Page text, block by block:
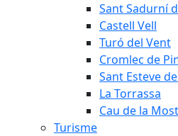
Sant Sadurní
Castell Vell
Turó del Vent
Cromlec de
Sant Esteve
La Torrassa
Cau de la
Turisme